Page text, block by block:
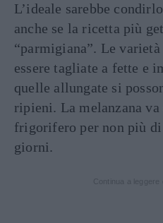
L’ideale sarebbe
anche se la ricetta più
“parmigiana”. Le
essere tagliate a fette e
quelle allungate si
ripieni. La melanzana va
frigorifero per non più
giorni.